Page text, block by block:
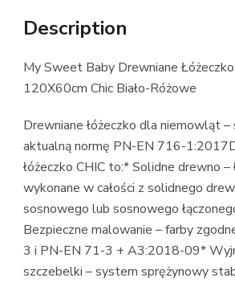
Description
My Sweet Baby Drewniane
120X60cm Chic Biało-Różowe
Drewniane łóżeczko dla niemowląt –
aktualną normę PN-EN 716-
łóżeczko CHIC to:* Solidne drewno –
wykonane w całości z solidnego
sosnowego lub sosnowego
Bezpieczne malowanie – farby
3 i PN-EN 71-3 + A3:2018-09*
szczebelki – system sprężynowy